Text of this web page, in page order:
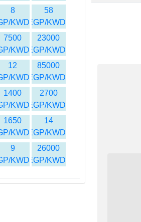
58
EGP/KWD
8
KWD
23000
EGP/KWD
7500
KWD
85000
EGP/KWD
12
KWD
2700
EGP/KWD
1400
KWD
14
EGP/KWD
1650
KWD
26000
EGP/KWD
9
KWD